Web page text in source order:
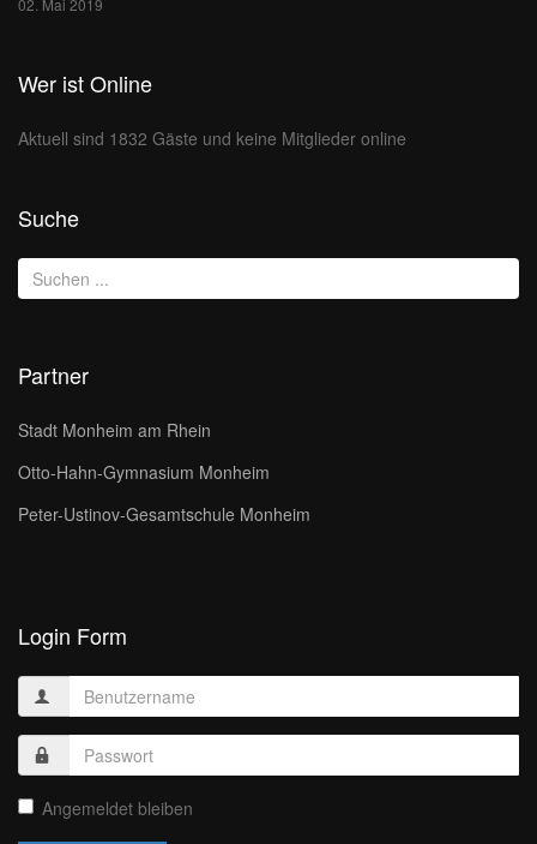
02. Mai 2019
Wer ist Online
Aktuell sind 1832 Gäste und keine Mitglieder online
Suche
Partner
Stadt Monheim am Rhein
Otto-Hahn-Gymnasium Monheim
Peter-Ustinov-Gesamtschule Monheim
Login Form
Angemeldet bleiben